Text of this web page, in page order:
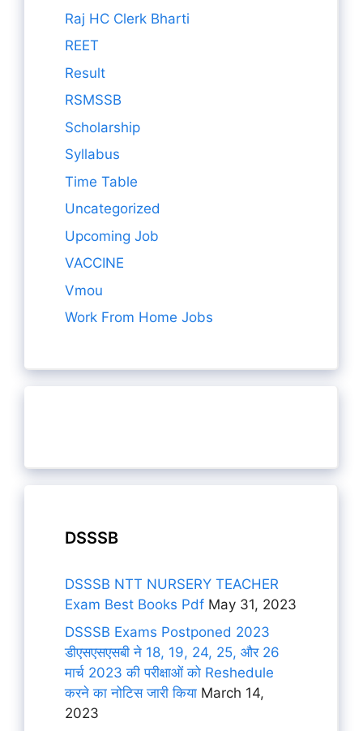
Raj HC Clerk Bharti
REET
Result
RSMSSB
Scholarship
Syllabus
Time Table
Uncategorized
Upcoming Job
VACCINE
Vmou
Work From Home Jobs
DSSSB
DSSSB NTT NURSERY TEACHER
Exam Best Books Pdf May 31, 2023
DSSSB Exams Postponed 2023
डीएसएसएसबी ने 18, 19, 24, 25, और 26
मार्च 2023 की परीक्षाओं को Reshedule
करने का नोटिस जारी किया March 14,
2023